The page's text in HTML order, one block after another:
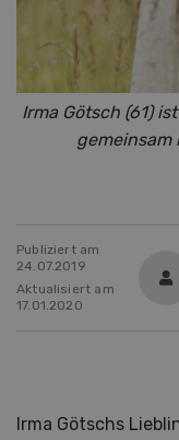
Irma Götsch (61)
gemeinsam
Publiziert am
24.07.2019
Aktualisiert am
17.01.2020
Irma Götschs